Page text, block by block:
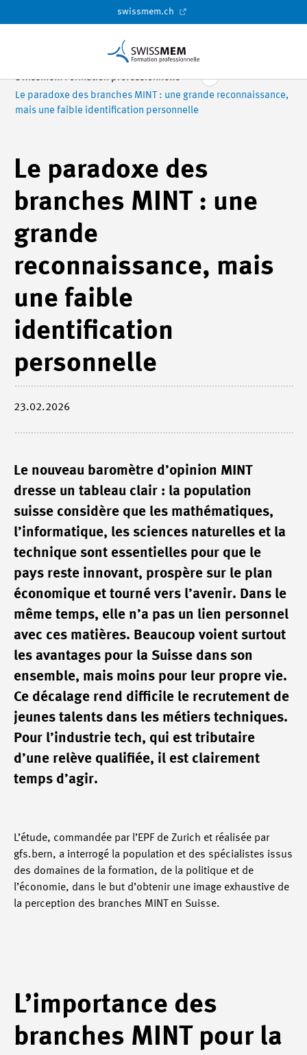
swissmem.ch
Swissmem Formation professionnelle
Le paradoxe des branches MINT : une grande reconnaissance,
mais une faible identification personnelle
Le paradoxe des
branches MINT : une
grande
reconnaissance, mais
une faible
identification
personnelle
23.02.2026
Le nouveau baromètre d’opinion MINT
dresse un tableau clair : la population
suisse considère que les mathématiques,
l’informatique, les sciences naturelles et la
technique sont essentielles pour que le
pays reste innovant, prospère sur le plan
économique et tourné vers l’avenir. Dans le
même temps, elle n’a pas un lien personnel
avec ces matières. Beaucoup voient surtout
les avantages pour la Suisse dans son
ensemble, mais moins pour leur propre vie.
Ce décalage rend difficile le recrutement de
jeunes talents dans les métiers techniques.
Pour l’industrie tech, qui est tributaire
d’une relève qualifiée, il est clairement
temps d’agir.
L’étude, commandée par l’EPF de Zurich et réalisée par
gfs.bern, a interrogé la population et des spécialistes issus
des domaines de la formation, de la politique et de
l’économie, dans le but d’obtenir une image exhaustive de
la perception des branches MINT en Suisse.
L’importance des
branches MINT pour la